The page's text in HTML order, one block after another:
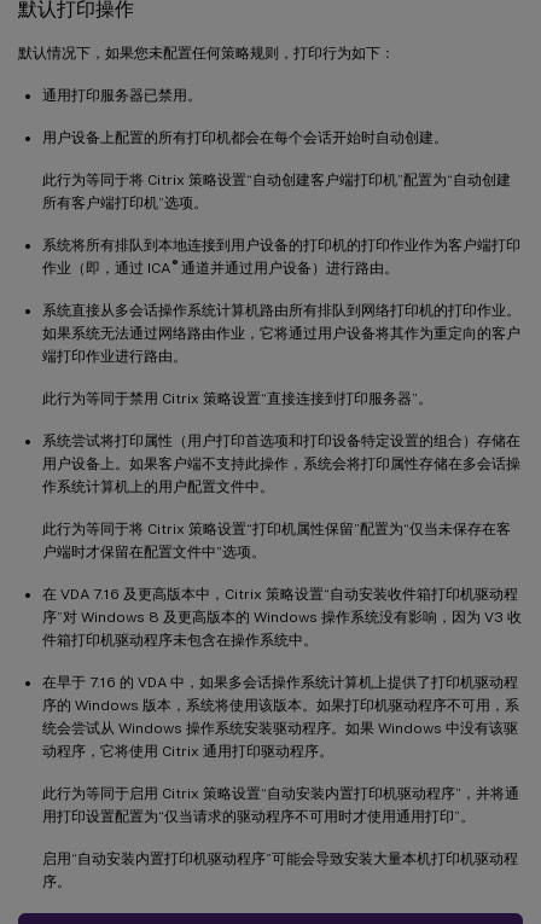
默认打印操作
默认情况下，如果您未配置任何策略规则，打印行为如下：
通用打印服务器已禁用。
用户设备上配置的所有打印机都会在每个会话开始时自动创建。
此行为等同于将 Citrix 策略设置“自动创建客户端打印机”配置为“自动创建
所有客户端打印机”选项。
系统将所有排队到本地连接到用户设备的打印机的打印作业作为客户端打印
作业（即，通过 ICA ®通道并通过用户设备）进行路由。
系统直接从多会话操作系统计算机路由所有排队到网络打印机的打印作业。
如果系统无法通过网络路由作业，它将通过用户设备将其作为重定向的客户
端打印作业进行路由。
此行为等同于禁用 Citrix 策略设置“直接连接到打印服务器”。
系统尝试将打印属性（用户打印首选项和打印设备特定设置的组合）存储在
用户设备上。如果客户端不支持此操作，系统会将打印属性存储在多会话操
作系统计算机上的用户配置文件中。
此行为等同于将 Citrix 策略设置“打印机属性保留”配置为“仅当未保存在客
户端时才保留在配置文件中”选项。
在 VDA 7.16 及更高版本中，Citrix 策略设置“自动安装收件箱打印机驱动程
序”对 Windows 8 及更高版本的 Windows 操作系统没有影响，因为 V3 收
件箱打印机驱动程序未包含在操作系统中。
在早于 7.16 的 VDA 中，如果多会话操作系统计算机上提供了打印机驱动程
序的 Windows 版本，系统将使用该版本。如果打印机驱动程序不可用，系
统会尝试从 Windows 操作系统安装驱动程序。如果 Windows 中没有该驱
动程序，它将使用 Citrix 通用打印驱动程序。
此行为等同于启用 Citrix 策略设置“自动安装内置打印机驱动程序”，并将通
用打印设置配置为“仅当请求的驱动程序不可用时才使用通用打印”。
启用“自动安装内置打印机驱动程序”可能会导致安装大量本机打印机驱动程
序。